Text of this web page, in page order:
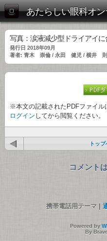
あたらしい眼科オ
写真：涙液減少型ドライアイ
発行日 2018年09月
著者: 青木 崇倫 / 永田 健児 / 横井
※本文の記載されたPDFファイル
ログイン してから閲覧ください。
トッ
コメント
携帯電話用テーマ |
Powered by
By